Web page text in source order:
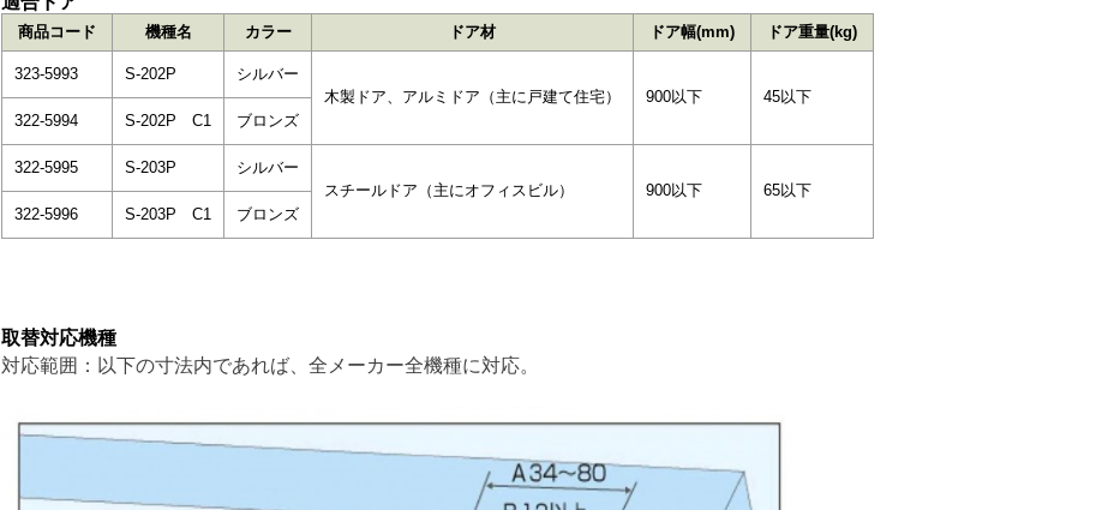
商品コード 機種名 カラー ドア材 ドア幅(mm) ドア重量(kg)
323-5993 S-202P
シルバー
木製ドア、アルミドア（主に戸建て住宅）
900以下
45以下
322-5994
S-202P C1 ブロンズ
322-5995 S-203P
シルバー
スチールドア（主にオフィスビル）
900以下
65以下
322-5996
S-203P C1 ブロンズ
取替対応機種
対応範囲：以下の寸法内であれば、全メーカー全機種に対応。